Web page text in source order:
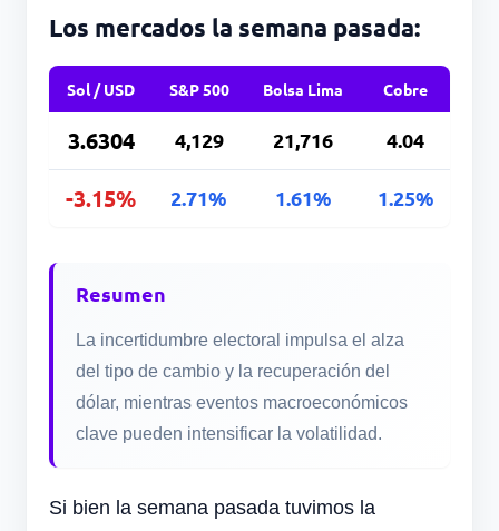
Los mercados la semana pasada:
Sol / USD S&P 500 Bolsa Lima Cobre
3.6304 4,129 21,716 4.04
-3.15% 2.71% 1.61% 1.25%
Resumen
La incertidumbre electoral impulsa el alza
del tipo de cambio y la recuperación del
dólar, mientras eventos macroeconómicos
clave pueden intensificar la volatilidad.
Si bien la semana pasada tuvimos la